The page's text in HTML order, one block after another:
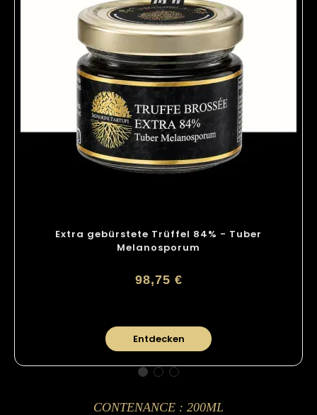
Extra gebürstete Trüffel 84% - Tuber
Melanosporum
98,75 €
Entdecken
CONTENANCE : 200ML